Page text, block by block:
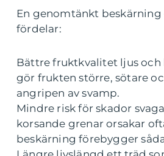
En genomtänkt
fördelar:
Bättre fruktkvalitet ljus och
gör frukten större, sötare
angripen av svamp.
Mindre risk för skador
korsande grenar orsakar
beskärning förebygger